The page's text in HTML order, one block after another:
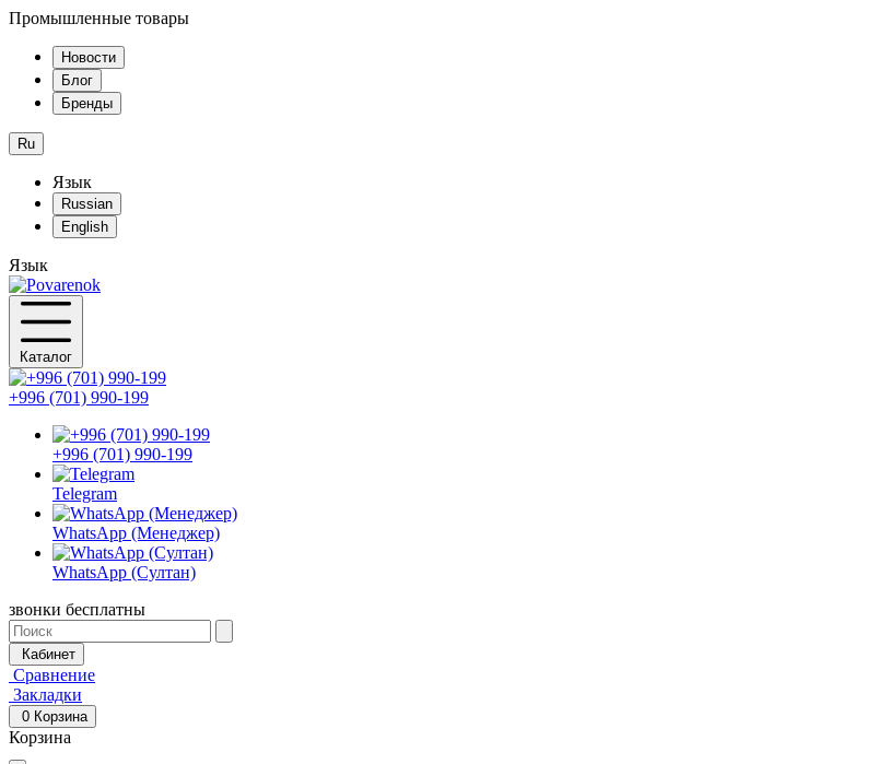
Промышленные товары
Новости
Блог
Бренды
Ru
Язык
Russian
English
Язык
Каталог
+996 (701) 990-199
+996 (701) 990-199
Telegram
WhatsApp (Менеджер)
WhatsApp (Султан)
звонки бесплатны
Кабинет
Сравнение
Закладки
0 Корзина
Корзина